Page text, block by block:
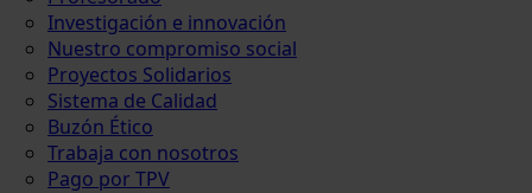
Investigación e innovación
Nuestro compromiso social
Proyectos Solidarios
Sistema de Calidad
Buzón Ético
Trabaja con nosotros
Pago por TPV